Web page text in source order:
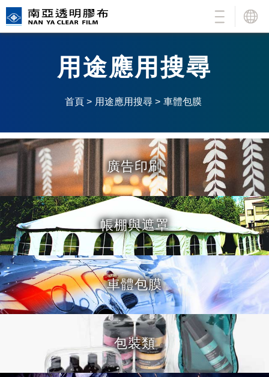
用途應用搜尋
產品介紹
超級透明膠布
厚透明膠布
抗靜電 / 防塵 / 防蟲膠布
更多南亞商品
高IR阻隔透明隔熱膠布(冰酷S)
電子級保護用膠布
加工說明
品質認證
樣品索取
聯絡我們
用途應用搜尋
首頁 > 用途應用搜尋 > 車體包膜
廣告印刷
帳棚與遮罩
車體包膜
包裝類